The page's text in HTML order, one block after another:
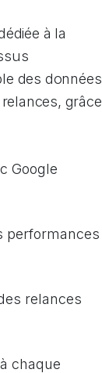
à la
des données
grâce
Google
performances
relances
chaque